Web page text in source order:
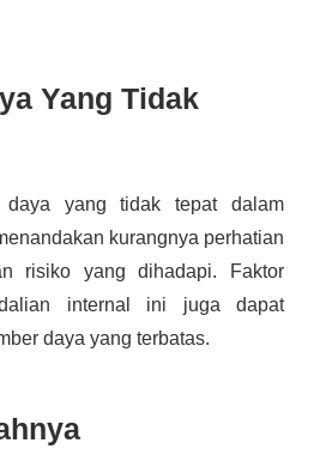
Yang Tidak
daya yang tidak tepat dalam
kurangnya perhatian
risiko yang dihadapi. Faktor
internal ini juga dapat
daya yang terbatas.